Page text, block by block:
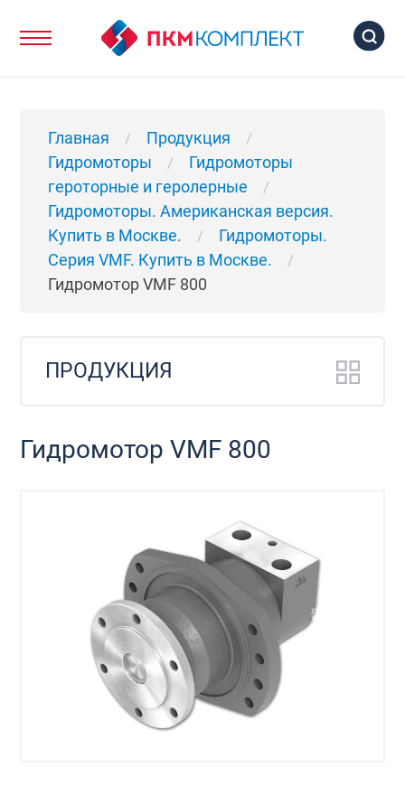
Главная / Продукция /
Гидромоторы /
Гидромоторы
героторные и геролерные
/
Гидромоторы. Американская версия.
Купить в Москве.
/
Гидромоторы.
Серия VMF. Купить в Москве.
/
Гидромотор VMF 800
ПРОДУКЦИЯ
Гидромотор VMF 800